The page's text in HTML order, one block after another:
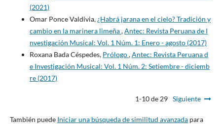
(2021)
Omar Ponce Valdivia,¿Habrá jarana en el cielo? Tradición y
cambio en la marinera limeña,Antec: Revista Peruana de I
nvestigación Musical: Vol. 1 Núm. 1: Enero - agosto (2017)
Roxana Bada Céspedes, Prólogo,Antec: Revista Peruana d
e Investigación Musical: Vol. 1 Núm. 2: Setiembre - diciemb
re (2017)
1-10 de 29 Siguiente
También puede Iniciar una búsqueda de similitud avanzadapara